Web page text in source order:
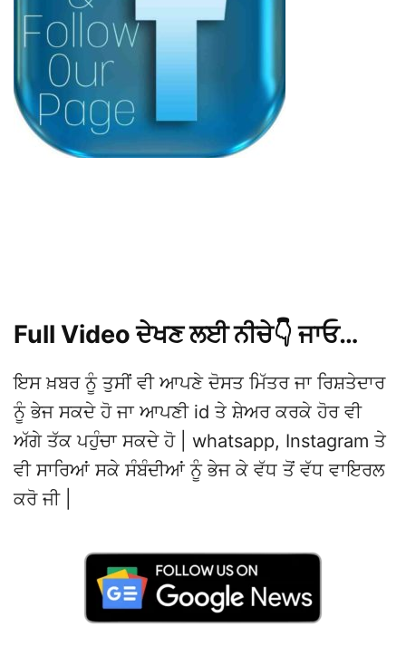
Full Video ਦੇਖਣ ਲਈ ਨੀਚੇ👇 ਜਾਓ…
ਇਸ ਖ਼ਬਰ ਨੂੰ ਤੁਸੀਂ ਵੀ ਆਪਣੇ ਦੋਸਤ ਮਿੱਤਰ ਜਾ ਰਿਸ਼ਤੇਦਾਰ
ਨੂੰ ਭੇਜ ਸਕਦੇ ਹੋ ਜਾ ਆਪਣੀ id ਤੇ ਸ਼ੇਅਰ ਕਰਕੇ ਹੋਰ ਵੀ
ਅੱਗੇ ਤੱਕ ਪਹੁੰਚਾ ਸਕਦੇ ਹੋ | whatsapp, Instagram ਤੇ
ਵੀ ਸਾਰਿਆਂ ਸਕੇ ਸੰਬੰਦੀਆਂ ਨੂੰ ਭੇਜ ਕੇ ਵੱਧ ਤੋਂ ਵੱਧ ਵਾਇਰਲ
ਕਰੋ ਜੀ |